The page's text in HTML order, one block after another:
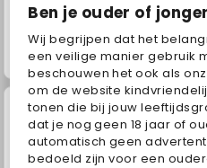
Ben je ouder of
Wij begrijpen dat het
een veilige manier gebruik
beschouwen het ook als
om de website
tonen die bij jouw
dat je nog geen 18 jaar of
automatisch geen
bedoeld zijn voor een
Jewel Garden Story